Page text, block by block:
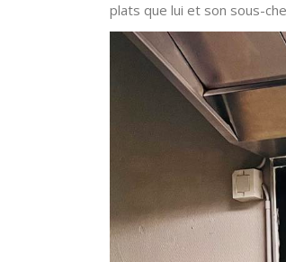
plats que lui et son sous-